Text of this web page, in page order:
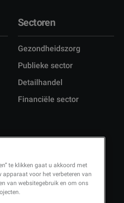
Sectoren
Gezondheidszorg
Publieke sector
Detailhandel
Financiële sector
te klikken gaat u akkoord met
voor het verbeteren van
van websitegebruik en om ons